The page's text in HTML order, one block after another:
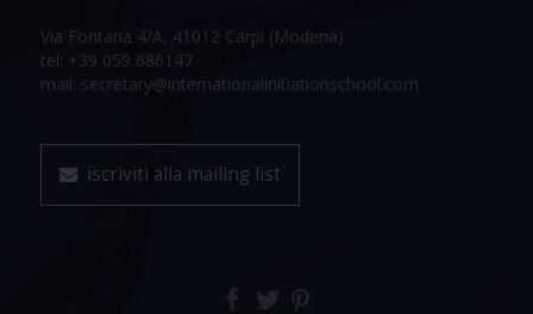
Via Fontana 4/A, 41012 Carpi (Modena)
tel: +39 059 686147
mail: secretary@internationalinitiationschool.com
iscriviti alla mailing list